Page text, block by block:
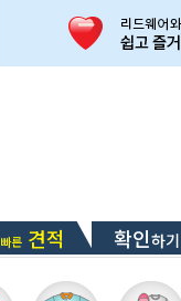
빠른 견적 확인하기